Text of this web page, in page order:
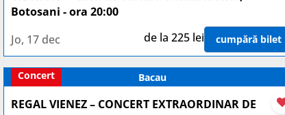
Botosani - ora 20:00
Jo, 17 dec
de la 225 lei cumpără bilet
Bacau
Concert
REGAL VIENEZ – CONCERT EXTRAORDINAR DE